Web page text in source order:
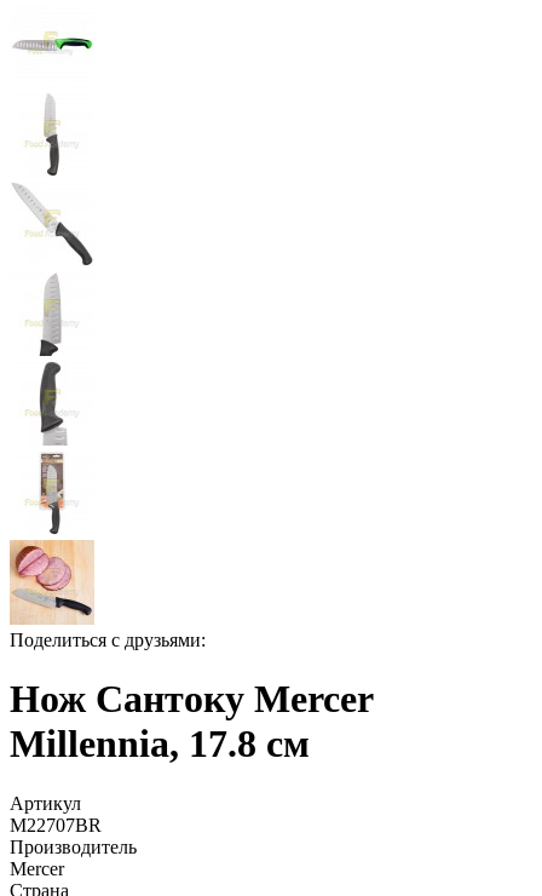
Поделиться с друзьями:
Нож Сантоку Mercer
Millennia, 17.8 см
Артикул
M22707BR
Производитель
Mercer
Страна